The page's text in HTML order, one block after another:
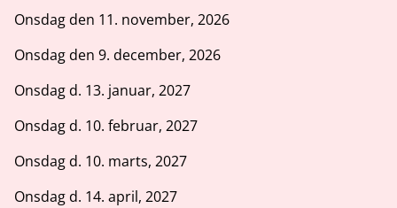
Onsdag den 11. november, 2026
Onsdag den 9. december, 2026
Onsdag d. 13. januar, 2027
Onsdag d. 10. februar, 2027
Onsdag d. 10. marts, 2027
Onsdag d. 14. april, 2027